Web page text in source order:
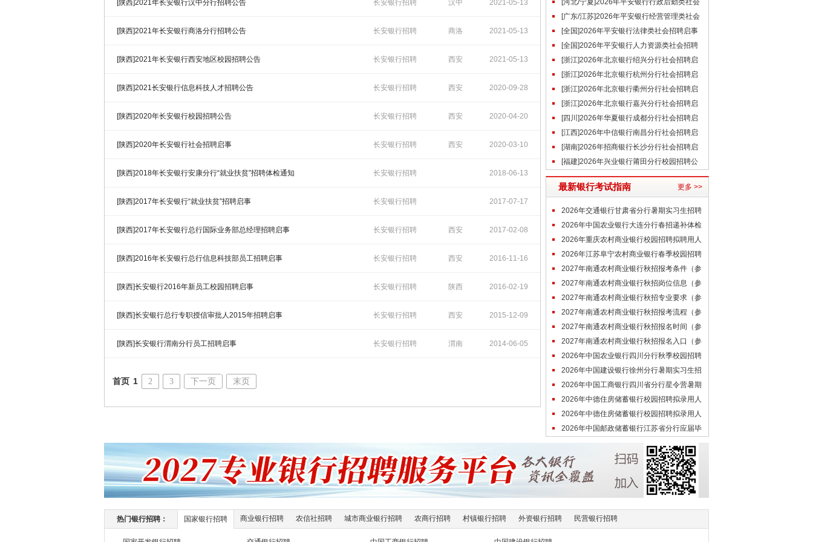
16:32:41
[陕西]2021年长安银行汉中分行招聘公告 长安银行招聘 汉中 2021-05-13
16:29:21
[陕西]2021年长安银行商洛分行招聘公告 长安银行招聘 商洛 2021-05-13
16:25:18
[陕西]2021年长安银行西安地区校园招聘公告 长安银行招聘 西安 2021-05-13
15:48:37
[陕西]2021长安银行信息科技人才招聘公告 长安银行招聘 西安 2020-09-28
09:24:41
[陕西]2020年长安银行校园招聘公告 长安银行招聘 西安 2020-04-20
17:07:32
[陕西]2020年长安银行社会招聘启事 长安银行招聘 西安 2020-03-10
15:13:22
[陕西]2018年长安银行安康分行“就业扶贫”招聘体检通知 长安银行招聘 2018-06-13
10:22:43
[陕西]2017年长安银行“就业扶贫”招聘启事 长安银行招聘 2017-07-17
17:53:47
[陕西]2017年长安银行总行国际业务部总经理招聘启事 长安银行招聘 西安 2017-02-08
14:48:27
[陕西]2016年长安银行总行信息科技部员工招聘启事 长安银行招聘 西安 2016-11-16
15:53:22
[陕西]长安银行2016年新员工校园招聘启事 长安银行招聘 陕西 2016-02-19
11:19:13
[陕西]长安银行总行专职授信审批人2015年招聘启事 长安银行招聘 西安 2015-12-09
11:18:12
[陕西]长安银行渭南分行员工招聘启事 长安银行招聘 渭南 2014-06-05
首页 1 2 3 下一页 末页
社会招聘启事（7月）
[河北/宁夏]2026年平安银行行政后勤类社会
招聘启事（7月）
[广东/江苏]2026年平安银行经营管理类社会
招聘启事（7月）
[全国]2026年平安银行法律类社会招聘启事
（7月）
[全国]2026年平安银行人力资源类社会招聘
启事（7月）
[浙江]2026年北京银行绍兴分行社会招聘启
事（7.9）
[浙江]2026年北京银行杭州分行社会招聘启
事（7.9）
[浙江]2026年北京银行衢州分行社会招聘启
事（7.9）
[浙江]2026年北京银行嘉兴分行社会招聘启
事（7.9）
[四川]2026年华夏银行成都分行社会招聘启
事（7.9）
[江西]2026年中信银行南昌分行社会招聘启
事（7.9）
[湖南]2026年招商银行长沙分行社会招聘启
事（7.9）
[福建]2026年兴业银行莆田分行校园招聘公
告（7.9）
最新银行考试指南 更多 >>
2026年交通银行甘肃省分行暑期实习生招聘
线下面试通知
2026年中国农业银行大连分行春招递补体检
通知2026年重庆农村商业银行校园招聘拟聘用人
员公示（7.9）
2026年江苏阜宁农村商业银行春季校园招聘
拟补录人员公示（顺延补录）（7.9
2027年南通农村商业银行秋招报考条件（参
考）2027年南通农村商业银行秋招岗位信息（参
考）2027年南通农村商业银行秋招专业要求（参
考）2027年南通农村商业银行秋招报考流程（参
考）2027年南通农村商业银行秋招报名时间（参
考）2027年南通农村商业银行秋招报名入口（参
考）2026年中国农业银行四川分行秋季校园招聘
补录通知
2026年中国建设银行徐州分行暑期实习生招
聘面试通知
2026年中国工商银行四川省分行星令营暑期
实习通知
2026年中德住房储蓄银行校园招聘拟录用人
员名单（第三批）公示
2026年中德住房储蓄银行校园招聘拟录用人
员名单（第二批）公示
2026年中国邮政储蓄银行江苏省分行应届毕
热门银行招聘： 国家银行招聘 商业银行招聘 农信社招聘 城市商业银行招聘 农商行招聘 村镇银行招聘 外资银行招聘 民营银行招聘